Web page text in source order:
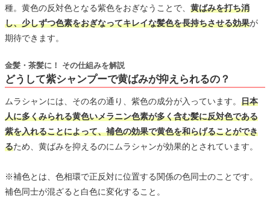
種。黄色の反対色となる紫色をおぎなうことで、 黄ばみを打ち消
し、少しずつ色素をおぎなってキレイな髪色を長持ちさせる効果が
期待できます。
どうして紫シャンプーで黄ばみが抑えられるの？
金髪・茶髪に！ その仕組みを解説
ムラシャンには、その名の通り、紫色の成分が入っています。 日本
人に多くみられる黄色いメラニン色素が多く含む髪に反対色である
紫を入れることによって、補色の効果で黄色を和らげることができ
るため、黄ばみを抑えるのにムラシャンが効果的とされています。
※補色とは、色相環で正反対に位置する関係の色同士のことです。
補色同士が混ざると白色に変化すること。